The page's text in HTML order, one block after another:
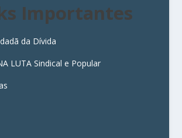
Importantes
da Dívida
LUTA Sindical e Popular